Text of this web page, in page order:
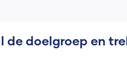
de doelgroep en